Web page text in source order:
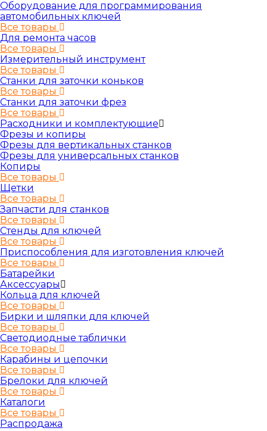
Оборудование для программирования
автомобильных ключей
Все товары
Для ремонта часов
Все товары
Измерительный инструмент
Все товары
Станки для заточки коньков
Все товары
Станки для заточки фрез
Все товары
Расходники и комплектующие
Фрезы и копиры
Фрезы для вертикальных станков
Фрезы для универсальных станков
Копиры
Все товары
Щетки
Все товары
Запчасти для станков
Все товары
Стенды для ключей
Все товары
Приспособления для изготовления ключей
Все товары
Батарейки
Аксессуары
Кольца для ключей
Все товары
Бирки и шляпки для ключей
Все товары
Светодиодные таблички
Все товары
Карабины и цепочки
Все товары
Брелоки для ключей
Все товары
Каталоги
Все товары
Распродажа